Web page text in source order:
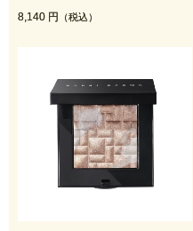
8,140 円
（税込）